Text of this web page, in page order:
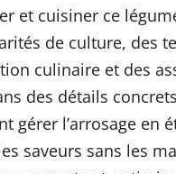
et cuisiner ce
de culture, des
culinaire et des
des détails
gérer l’arrosage en
saveurs sans les